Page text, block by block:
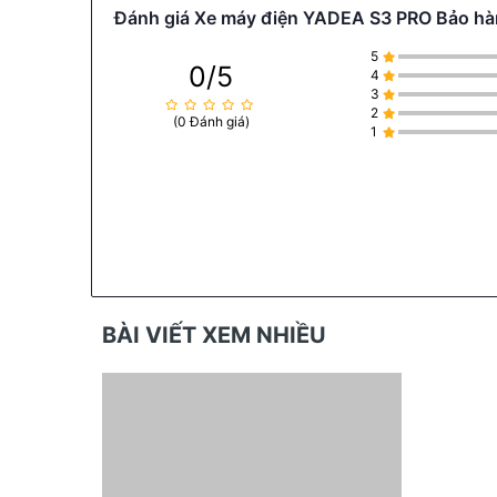
Đánh giá Xe máy điện YADEA S3 PRO Bảo
0/5
(0 Đánh giá)
5
4
3
2
1
BÀI VIẾT XEM NHIỀU